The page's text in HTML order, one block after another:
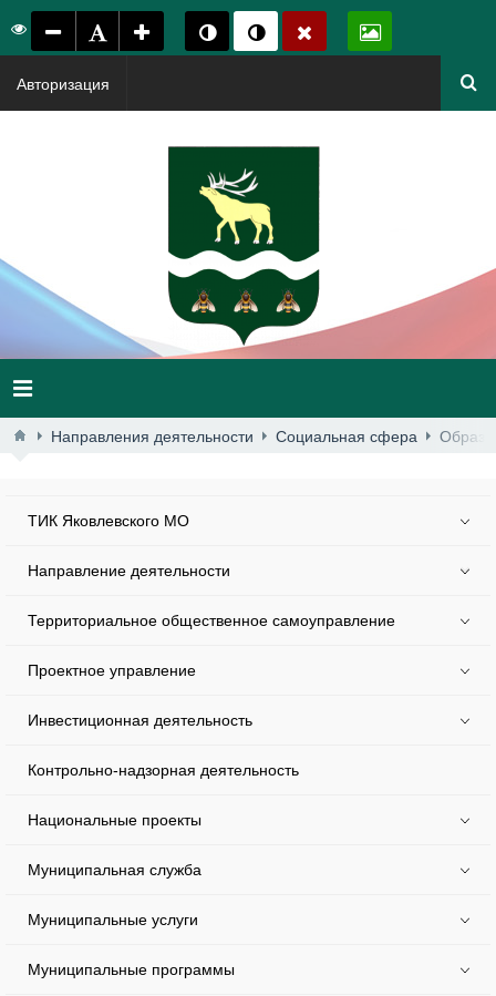
Авторизация
Направления деятельности Социальная сфера
ТИК Яковлевского МО
Направление деятельности
Территориальное общественное самоуправление
Проектное управление
Инвестиционная деятельность
Контрольно-надзорная деятельность
Национальные проекты
Муниципальная служба
Муниципальные услуги
Муниципальные программы